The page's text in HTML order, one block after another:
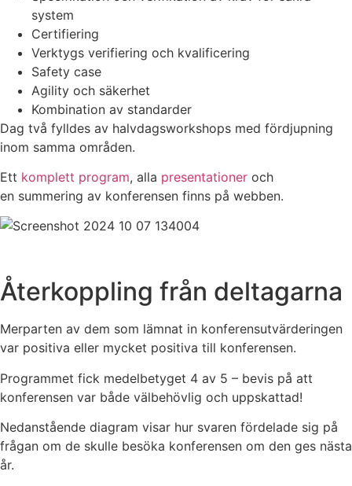
system
Certifiering
Verktygs verifiering och kvalificering
Safety case
Agility och säkerhet
Kombination av standarder
Dag två fylldes av halvdagsworkshops med fördjupning
inom samma områden.
Ett komplett program, alla presentationer och
en summering av konferensen finns på webben.
Återkoppling från deltagarna
Merparten av dem som lämnat in konferensutvärderingen
var positiva eller mycket positiva till konferensen.
Programmet fick medelbetyget 4 av 5 – bevis på att
konferensen var både välbehövlig och uppskattad!
Nedanstående diagram visar hur svaren fördelade sig på
frågan om de skulle besöka konferensen om den ges nästa
år.